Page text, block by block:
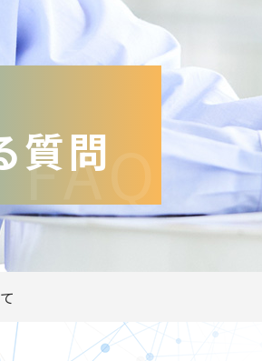
質問
FAQ